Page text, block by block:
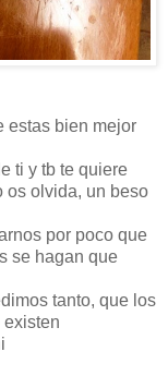
estas bien mejor
ti y tb te quiere
os olvida, un beso
por poco que
se hagan que
tanto, que los